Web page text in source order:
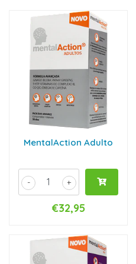
MentalAction Adulto
+
-
€32,95